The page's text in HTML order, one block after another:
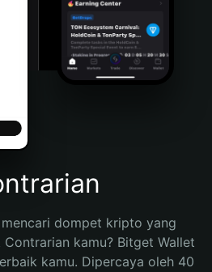
dompet kripto yang
kamu? Bitget Wallet
kamu. Dipercaya oleh 40